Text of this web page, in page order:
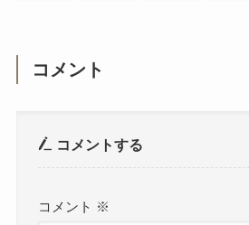
コメント
コメントする
コメント ※